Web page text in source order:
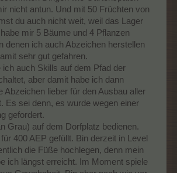
nicht antun. Und mit 50 Früchten von
du auch nicht weit, weil das Lager
mir 5 Bäume und 4 Pflanzen
denen ich auch Abzeichen herstellen
sehr gut gefahren.
ich auch Skills auf dem Pfad der
aber damit habe ich dann
Abzeichen lieber für den Ausbau aller
Es sei denn, es wurde wegen einer
gefordert.
Grau) auf dem Dorfplatz bedienen.
400 AEP gefüllt. Bin derzeit in Level
die Füße hochlegen, denn mein
ich längst erreicht. Im Moment spiele